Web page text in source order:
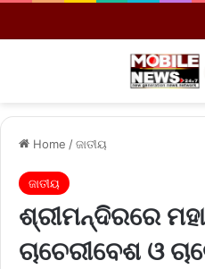
Home /ଜାତୀୟ
ଜାତୀୟ
ଶ୍ରୀମନ୍ଦିରରେ
ଚାଚେରୀବେଶ ଓ